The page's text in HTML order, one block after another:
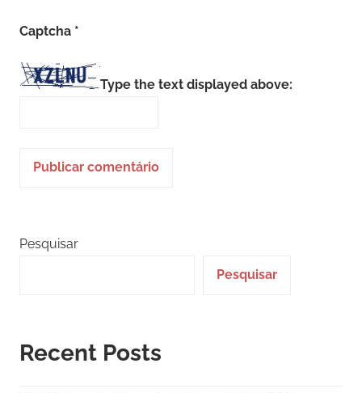
Captcha *
Type the text displayed above:
Pesquisar
Pesquisar
Recent Posts